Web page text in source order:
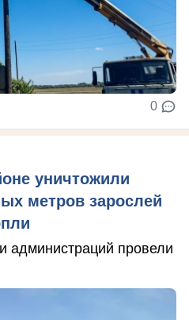
0
уничтожили
метров зарослей
администраций провели